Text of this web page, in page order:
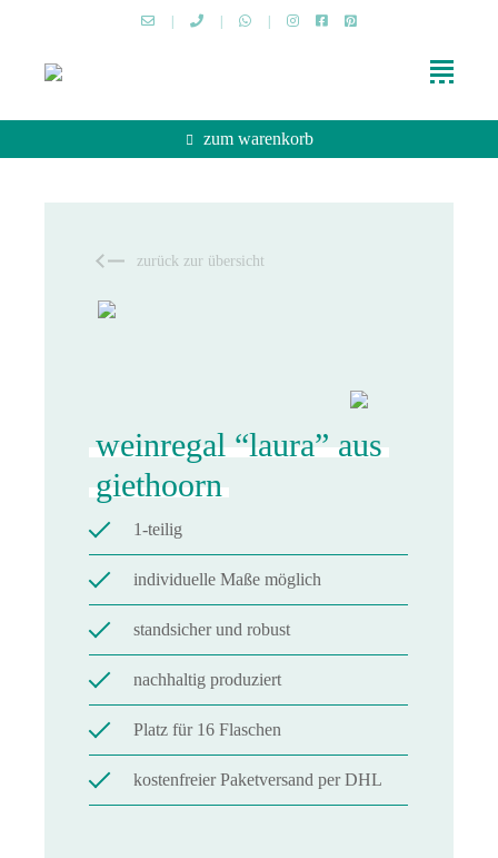
zum warenkorb
zurück zur übersicht
weinregal “laura” aus
giethoorn
1-teilig
individuelle Maße möglich
standsicher und robust
nachhaltig produziert
Platz für 16 Flaschen
kostenfreier Paketversand per DHL